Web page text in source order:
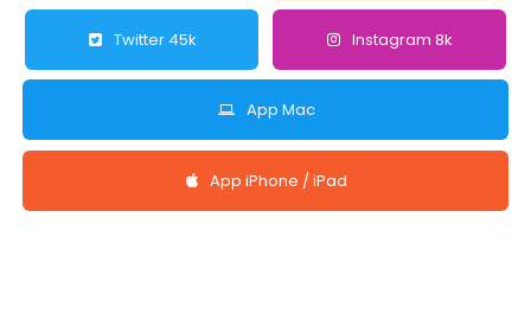
Twitter 45k Instagram 8k
App Mac
App iPhone / iPad